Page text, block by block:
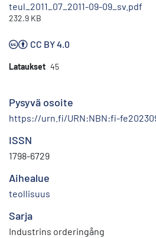
teul_2011_07_2011-09-09_sv.pdf
232.9 KB
CC BY 4.0
Lataukset 45
Pysyvä osoite
https://urn.fi/URN:NBN:fi-
ISSN
1798-6729
Aihealue
teollisuus
Sarja
Industrins orderingång